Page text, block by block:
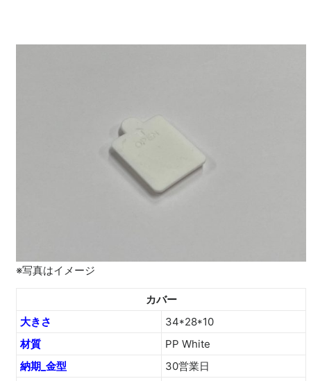
※写真はイメージ
カバー
大きさ
34*28*10
材質
PP White
納期_金型
30営業日